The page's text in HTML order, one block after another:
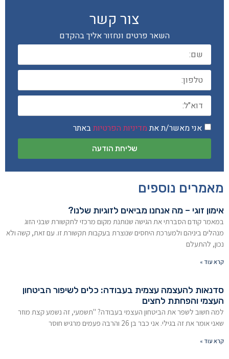
צור קשר
השאר פרטים ונחזור אליך בהקדם
אני מאשר/ת אתמדיניות הפרטיותבאתר
שליחת הודעה
מאמרים נוספים
אימון זוגי – מה אנחנו מביאים לזוגיות שלנו?
במאמר קודם הסברתי את הגישה שנותנת מקום מרכזי לתקשורת שבני הזוג
מנהלים ביניהם ולמערכת היחסים שנוצרת בעקבות תקשורת זו. עם זאת, קשה ולא
נכון, להתעלם
קרא עוד »
סדנאות להעצמה עצמית בעבודה: כלים לשיפור הביטחון
העצמי והפחתת לחצים
למה חשוב לשפר את הביטחון העצמי בעבודה? "תשמעי, זה נשמע קצת מוזר
שאני אומר את זה בגילי. אני כבר בן 26 והרבה פעמים מרגיש חוסר
קרא עוד »